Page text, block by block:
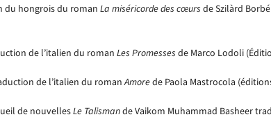
du hongrois du roman La miséricorde des cœurs de Szilàrd
de l’italien du roman Les Promesses de Marco Lodoli
de l’italien du romanAmorede Paola Mastrocola
de nouvellesLe Talismande Vaikom Muhammad Basheer